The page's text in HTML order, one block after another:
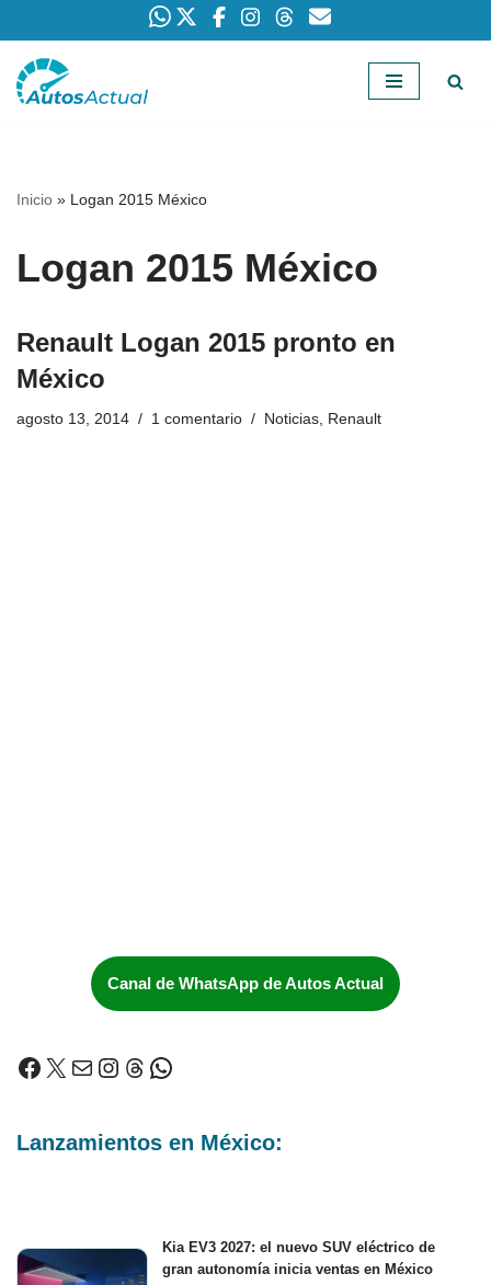
Saltar
Inicio » Logan 2015 México
Logan 2015 México
Renault Logan 2015 pronto en
México
agosto 13, 2014 1 comentario Noticias, Renault
Canal de WhatsApp de Autos Actual
Lanzamientos en México:
Kia EV3 2027: el nuevo SUV eléctrico de
gran autonomía inicia ventas en México